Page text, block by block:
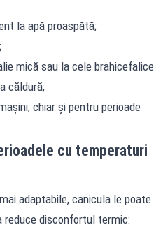
la apă proaspătă;
mică sau la cele brahicefalice
căldură;
chiar și pentru perioade
cu temperaturi
adaptabile, canicula le poate
disconfortul termic: